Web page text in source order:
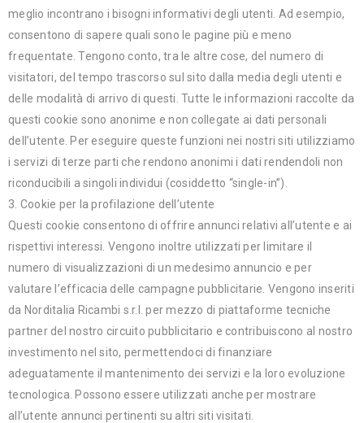
meglio incontrano i bisogni informativi degli utenti. Ad esempio,
consentono di sapere quali sono le pagine più e meno
frequentate. Tengono conto, tra le altre cose, del numero di
visitatori, del tempo trascorso sul sito dalla media degli utenti e
delle modalità di arrivo di questi. Tutte le informazioni raccolte da
questi cookie sono anonime e non collegate ai dati personali
dell’utente. Per eseguire queste funzioni nei nostri siti utilizziamo
i servizi di terze parti che rendono anonimi i dati rendendoli non
riconducibili a singoli individui (cosiddetto “single-in”).
3. Cookie per la profilazione dell’utente
Questi cookie consentono di offrire annunci relativi all’utente e ai
rispettivi interessi. Vengono inoltre utilizzati per limitare il
numero di visualizzazioni di un medesimo annuncio e per
valutare l’efficacia delle campagne pubblicitarie. Vengono inseriti
da Norditalia Ricambi s.r.l. per mezzo di piattaforme tecniche
partner del nostro circuito pubblicitario e contribuiscono al nostro
investimento nel sito, permettendoci di finanziare
adeguatamente il mantenimento dei servizi e la loro evoluzione
tecnologica. Possono essere utilizzati anche per mostrare
all’utente annunci pertinenti su altri siti visitati.